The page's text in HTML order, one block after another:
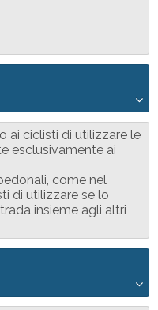
ai ciclisti di utilizzare le
esclusivamente ai
come nel
di utilizzare se lo
insieme agli altri